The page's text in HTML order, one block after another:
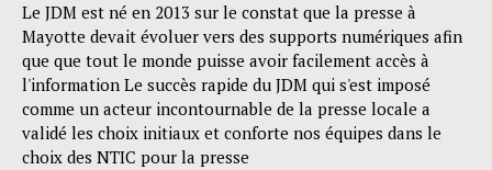
Le JDM est né en 2013 sur le constat que la presse à
Mayotte devait évoluer vers des supports numériques afin
que que tout le monde puisse avoir facilement accès à
l'information Le succès rapide du JDM qui s'est imposé
comme un acteur incontournable de la presse locale a
validé les choix initiaux et conforte nos équipes dans le
choix des NTIC pour la presse